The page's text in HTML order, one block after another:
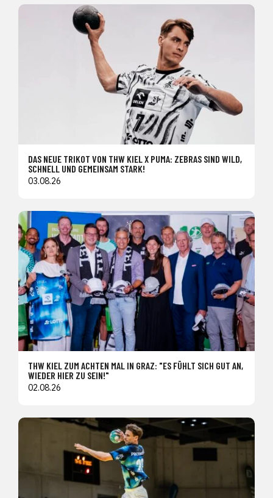
DAS NEUE TRIKOT VON THW KIEL X PUMA: ZEBRAS SIND WILD,
SCHNELL UND GEMEINSAM STARK!
03.08.26
THW KIEL ZUM ACHTEN MAL IN GRAZ: "ES FÜHLT SICH GUT AN,
WIEDER HIER ZU SEIN!"
02.08.26